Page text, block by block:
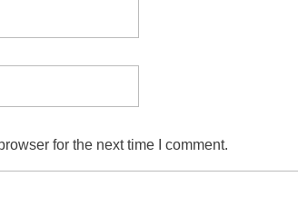
for the next time I comment.